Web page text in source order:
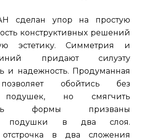
сделан упор на простую
конструктивных решений
эстетику. Симметрия и
придают силуэту
и надежность. Продуманная
обойтись без
подушек, но смягчить
формы призваны
подушки в два слоя.
отстрочка в два сложения